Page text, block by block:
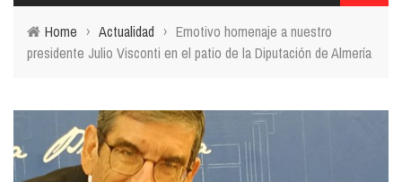
Home › Actualidad › Emotivo homenaje a nuestro
presidente Julio Visconti en el patio de la Diputación de Almería